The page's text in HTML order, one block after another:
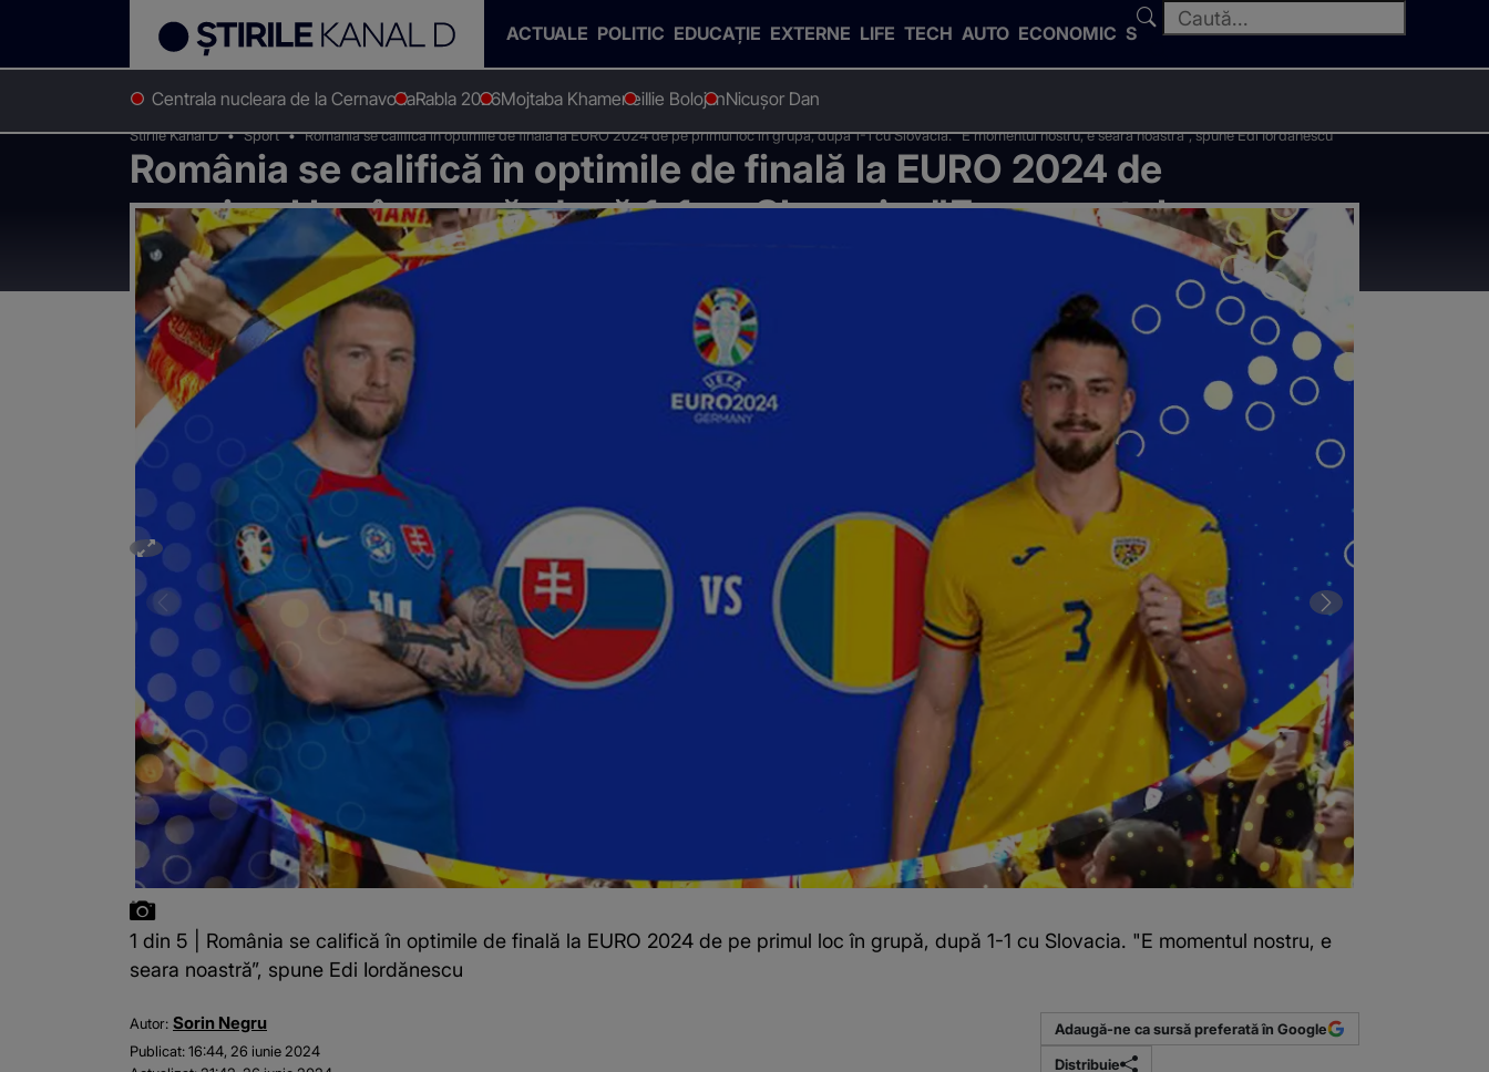
ACTUALE POLITIC EDUCAȚIE EXTERNE LIFE TECH AUTO ECONOMIC SPORT
Centrala nucleara de la CernavodaRabla 2026Mojtaba KhameneiIlie BolojanNicușor Dan
Stirile Kanal D Sport România se califică în optimile de finală la EURO 2024 de pe primul loc în grupă, după 1-1 cu Slovacia. "E momentul nostru, e seara noastră”, spune Edi Iordănescu
România se califică în optimile de finală la EURO 2024 de
pe primul loc în grupă, după 1-1 cu Slovacia. "E momentul
nostru, e seara noastră”, spune Edi Iordănescu
1 din 5 | România se califică în optimile de finală la EURO 2024 de pe primul loc în grupă, după 1-1 cu Slovacia. "E momentul nostru, e
seara noastră”, spune Edi Iordănescu
Autor: Sorin Negru
Publicat:16:44, 26 iunie 2024
Adaugă-ne ca sursă preferată în Google
Distribuie